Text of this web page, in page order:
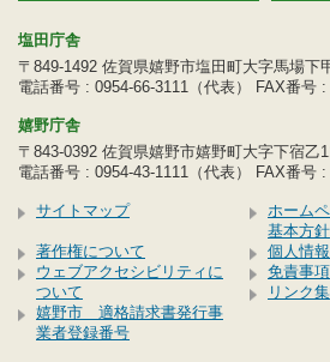
塩田庁舎
〒849-1492 佐賀県嬉野市塩田町大字馬場下
電話番号 : 0954-66-3111（代表） FAX番号 :
嬉野庁舎
〒843-0392 佐賀県嬉野市嬉野町大字下宿乙
電話番号 : 0954-43-1111（代表） FAX番号 :
サイトマップ
ホーム
基本方針
著作権について
個人情
ウェブアクセシビリティに
ついて
免責事項
リンク集
嬉野市 適格請求書発行事
業者登録番号